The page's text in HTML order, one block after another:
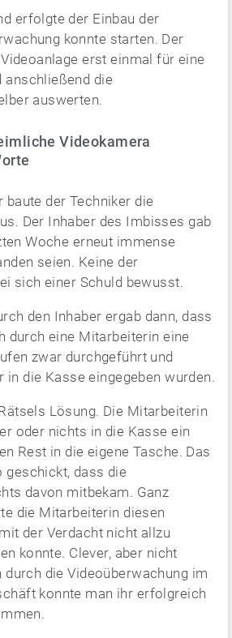
erfolgte der Einbau der
konnte starten. Der
erst einmal für eine
anschließend die
auswerten.
Videokamera
baute der Techniker die
Der Inhaber des Imbisses gab
Woche erneut immense
seien. Keine der
sich einer Schuld bewusst.
den Inhaber ergab dann, dass
durch eine Mitarbeiterin eine
zwar durchgeführt und
in die Kasse eingegeben wurden.
Lösung. Die Mitarbeiterin
oder nichts in die Kasse ein
Rest in die eigene Tasche. Das
geschickt, dass die
davon mitbekam. Ganz
die Mitarbeiterin diesen
der Verdacht nicht allzu
konnte. Clever, aber nicht
durch die Videoüberwachung im
konnte man ihr erfolgreich